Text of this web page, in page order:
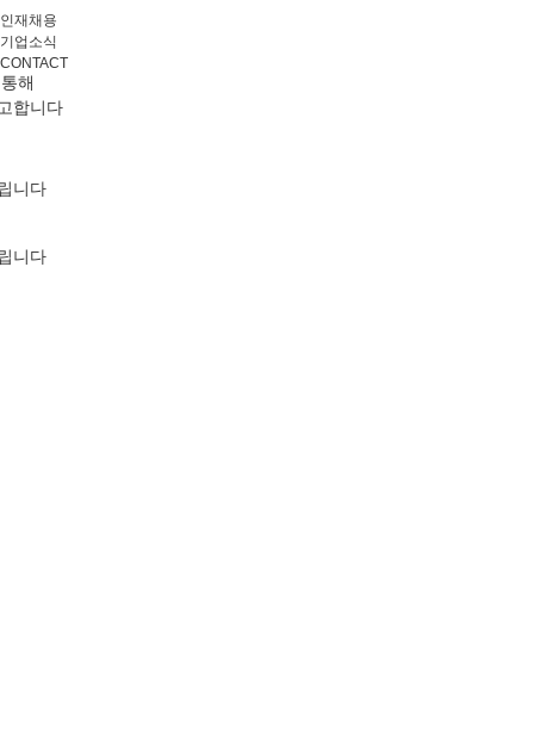
인재채용
기업소식
CONTACT
해
합니다
니다
니다